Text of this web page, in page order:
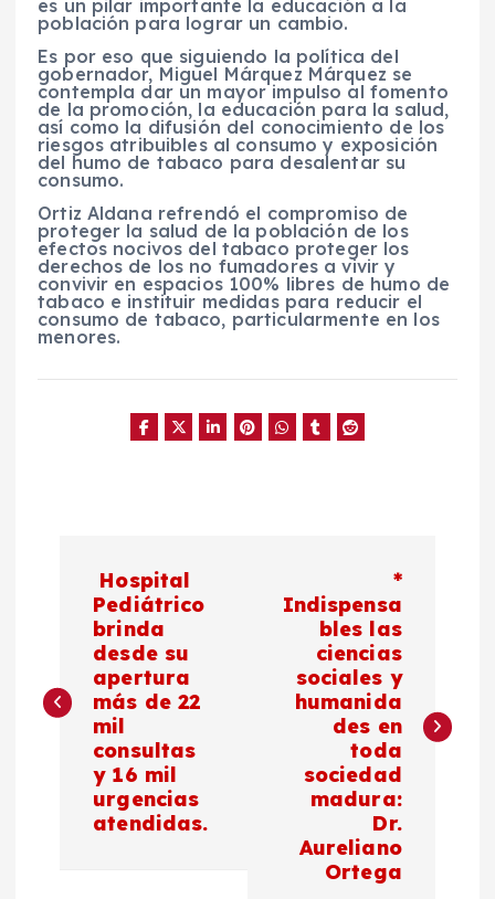
es un pilar importante la educación a la
población para lograr un cambio.
Es por eso que siguiendo la política del
gobernador, Miguel Márquez Márquez se
contempla dar un mayor impulso al fomento
de la promoción, la educación para la salud,
así como la difusión del conocimiento de los
riesgos atribuibles al consumo y exposición
del humo de tabaco para desalentar su
consumo.
Ortiz Aldana refrendó el compromiso de
proteger la salud de la población de los
efectos nocivos del tabaco proteger los
derechos de los no fumadores a vivir y
convivir en espacios 100% libres de humo de
tabaco e instituir medidas para reducir el
consumo de tabaco, particularmente en los
menores.
e
Hospital
Pediátrico
brinda
desde su
apertura
más de 22
mil
consultas
y 16 mil
urgencias
atendidas.
*
Indispensa
bles las
ciencias
sociales y
humanida
des en
toda
sociedad
madura:
Dr.
Aureliano
Ortega